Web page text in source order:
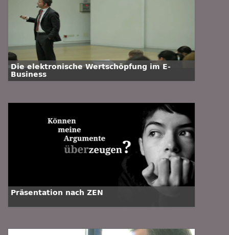
Die elektronische Wertschöpfung im E-
Business
Präsentation nach ZEN